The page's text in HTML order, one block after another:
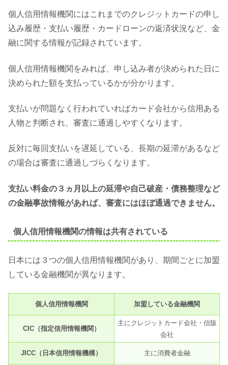
個人信用情報機関にはこれまでのクレジットカードの申し
込み履歴・支払い履歴・カードローンの返済状況など、金
融に関する情報が記録されています。
個人信用情報機関をみれば、申し込み者が決められた日に
決められた額を支払っているかが分かります。
支払いが問題なく行われていればカード会社から信用ある
人物と判断され、審査に通過しやすくなります。
反対に毎回支払いを遅延している、長期の延滞があるなど
の場合は審査に通過しづらくなります。
支払い料金の３ヵ月以上の延滞や自己破産・債務整理など
の金融事故情報があれば、審査にはほぼ通過できません。
個人信用情報機関の情報は共有されている
日本には３つの個人信用情報機関があり、期間ごとに加盟
している金融機関が異なります。
個人信用情報機関 加盟している金融機関
CIC（指定信用情報機関）
主にクレジットカード会社・信販
会社
JICC（日本信用情報機構） 主に消費者金融